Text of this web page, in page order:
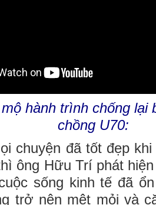
hành trình chống lại
chồng U70:
chuyện đã tốt đẹp
ông Hữu Trí phát
sống kinh tế đã
trở nên mệt mỏi và